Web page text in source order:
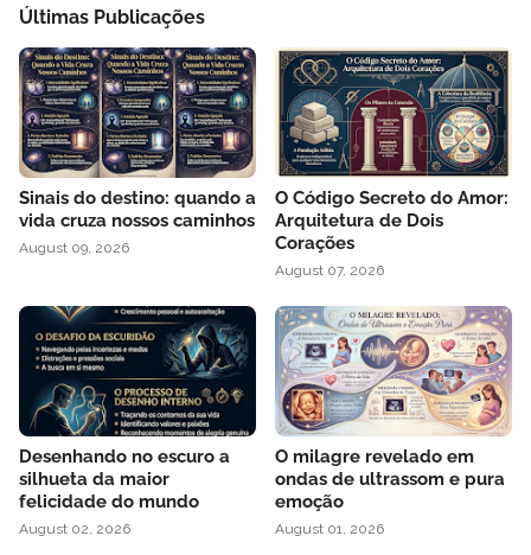
Últimas Publicações
Sinais do destino: quando a
vida cruza nossos caminhos
August 09, 2026
O Código Secreto do Amor:
Arquitetura de Dois
Corações
August 07, 2026
Desenhando no escuro a
silhueta da maior
felicidade do mundo
August 02, 2026
O milagre revelado em
ondas de ultrassom e pura
emoção
August 01, 2026